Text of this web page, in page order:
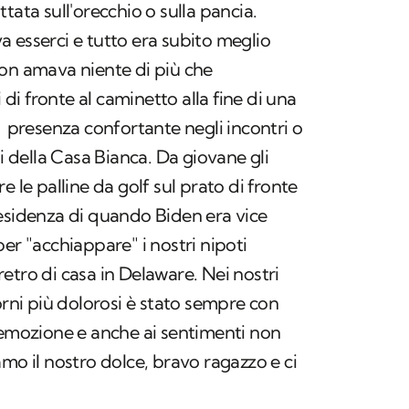
sull'orecchio o sulla pancia.
esserci e tutto era subito meglio
amava niente di più che
fronte al caminetto alla fine di una
confortante negli incontri o
Casa Bianca. Da giovane gli
le palline da golf sul prato di fronte
di quando Biden era vice
"acchiappare" i nostri nipoti
di casa in Delaware. Nei nostri
più dolorosi è stato sempre con
e anche ai sentimenti non
il nostro dolce, bravo ragazzo e ci